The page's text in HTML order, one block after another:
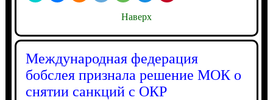
Наверх
Международная федерация
бобслея признала решение МОК о
снятии санкций с ОКР